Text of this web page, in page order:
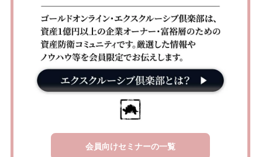
会員向けセミナーの一覧